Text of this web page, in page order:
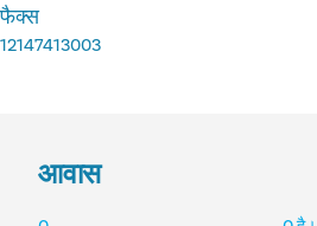
फैक्स
12147413003
आवास